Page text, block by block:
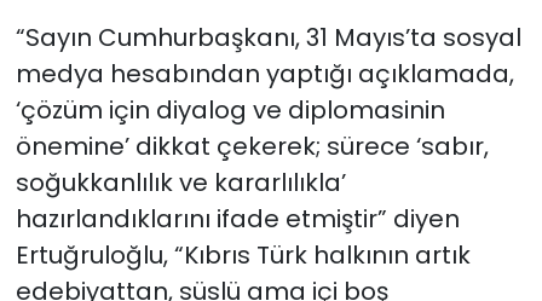
“Sayın Cumhurbaşkanı, 31 Mayıs’ta sosyal
medya hesabından yaptığı açıklamada,
‘çözüm için diyalog ve diplomasinin
önemine’ dikkat çekerek; sürece ‘sabır,
soğukkanlılık ve kararlılıkla’
hazırlandıklarını ifade etmiştir” diyen
Ertuğruloğlu, “Kıbrıs Türk halkının artık
edebiyattan, süslü ama içi boş